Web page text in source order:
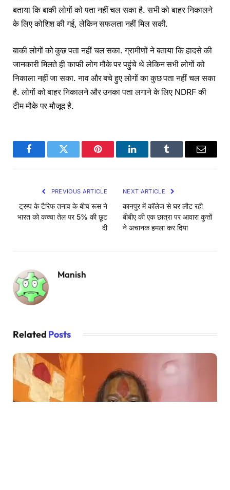
बताया कि बाकी लोगों को पता नहीं चल सका है. सभी को बाहर निकालने
के लिए कोशिश की गई, लेकिन सफलता नहीं मिल सकी.
बाकी लोगों को कुछ पता नहीं चल सका. ग्रामीणों ने बताया कि हादसे की
जानकारी मिलते ही काफी लोग मौके पर पहुंचे थे लेकिन सभी लोगों को
निकाला नहीं जा सका. नाव और बचे हुए लोगों का कुछ पता नहीं चल सका
है. लोगों को बाहर निकालने और उनका पता लगाने के लिए NDRF की
टीम मौके पर मौजूद है.
FacebookTwitter Pinterest LinkedInTumblr Email
PREVIOUS ARTICLE
ट्रम्प के टैरिफ तनाव के बीच रूस ने
भारत को कच्चा तेल पर 5% की छूट
दी
NEXT ARTICLE
कानपुर में कॉलेज से घर लौट रही
बीबीए की एक छात्रा पर आवारा कुत्तों
ने अचानक हमला कर दिया
Manish
Related Posts